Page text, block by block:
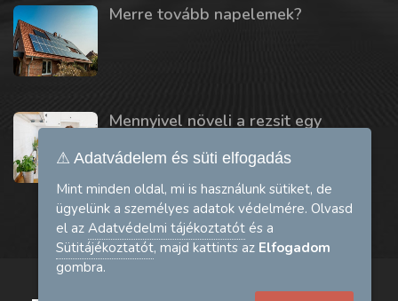
Merre tovább napelemek?
Mennyivel növeli a rezsit egy
A bankkártyás fizetést a Barion.com biztosítja:
⚠ Adatvádelem és süti elfogadás
Mint minden oldal, mi is használunk sütiket, de
ügyelünk a személyes adatok védelmére. Olvasd
el az Adatvédelmi tájékoztatót és a
Sütitájékoztatót, majd kattints az Elfogadom
gombra.